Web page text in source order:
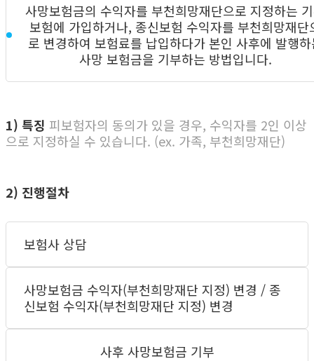
사망보험금의 수익자를 부천희망재단으로 지정하는
보험에 가입하거나, 종신보험 수익자를 부천희망재단
로 변경하여 보험료를 납입하다가 본인 사후에 발행
사망 보험금을 기부하는 방법입니다.
1) 특징 피보험자의 동의가 있을 경우, 수익자를 2인 이상
으로 지정하실 수 있습니다. (ex. 가족, 부천희망재단)
2) 진행절차
보험사 상담
사망보험금 수익자(부천희망재단 지정) 변경 / 종
신보험 수익자(부천희망재단 지정) 변경
사후 사망보험금 기부